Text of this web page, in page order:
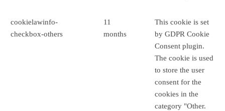
cookielawinfo-
checkbox-others
11
months
This cookie is set
by GDPR Cookie
Consent plugin.
The cookie is used
to store the user
consent for the
cookies in the
category "Other.